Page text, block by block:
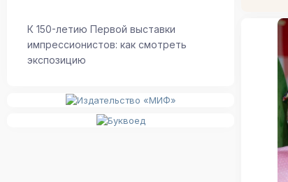
К 150-летию Первой выставки
импрессионистов: как смотреть
экспозицию